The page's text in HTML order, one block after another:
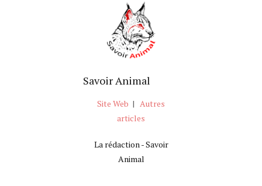
Savoir Animal
Site Web | Autres
articles
La rédaction - Savoir
Animal